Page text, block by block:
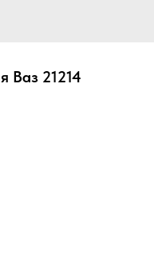
Ваз 21214